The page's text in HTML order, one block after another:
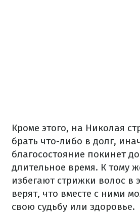
Кроме этого, на Николая
брать что-либо в долг,
благосостояние покинет
длительное время. К тому
избегают стрижки волос в
верят, что вместе с ними
свою судьбу или здоровье.